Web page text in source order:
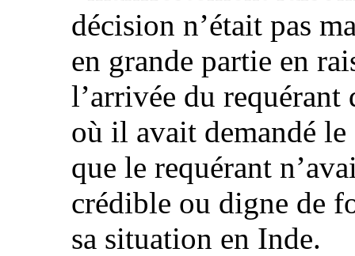
décision n’était pas
en grande partie en
l’arrivée du requérant
où il avait demandé
que le requérant
crédible ou digne de
sa situation en Inde.